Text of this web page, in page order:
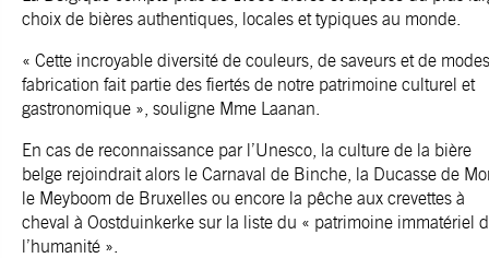
choix de bières authentiques, locales et typiques au monde.
« Cette incroyable diversité de couleurs, de saveurs et de
fabrication fait partie des fiertés de notre patrimoine culturel et
gastronomique », souligne Mme Laanan.
En cas de reconnaissance par l’Unesco, la culture de la bière
belge rejoindrait alors le Carnaval de Binche, la Ducasse de
le Meyboom de Bruxelles ou encore la pêche aux crevettes à
cheval à Oostduinkerke sur la liste du « patrimoine immatériel
l’humanité ».